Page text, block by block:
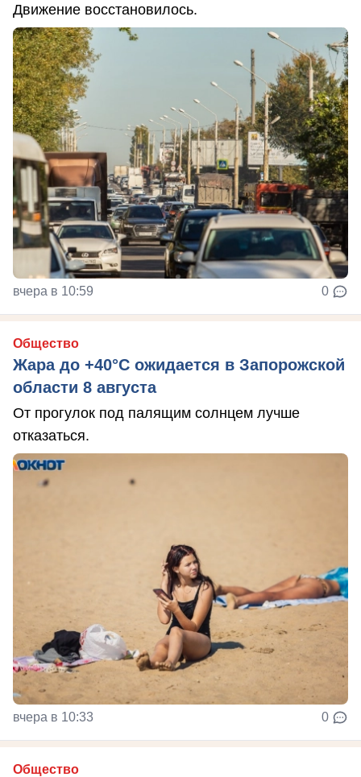
Движение восстановилось.
вчера в 10:59 0
Общество
Жара до +40°С ожидается в Запорожской
области 8 августа
От прогулок под палящим солнцем лучше
отказаться.
вчера в 10:33 0
Общество